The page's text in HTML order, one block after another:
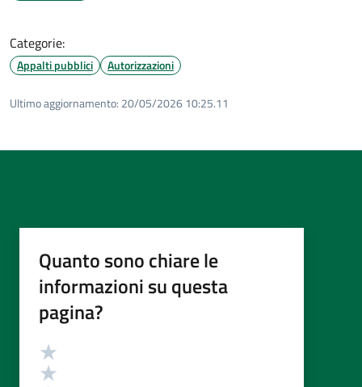
Categorie:
Appalti pubblici Autorizzazioni
Ultimo aggiornamento: 20/05/2026 10:25.11
Quanto sono chiare le
informazioni su questa
pagina?
Valutazione